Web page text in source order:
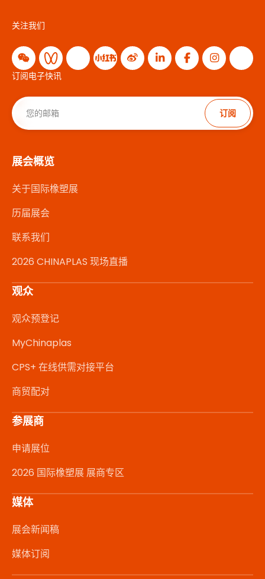
关注我们
订阅电子快讯
订阅
展会概览
关于国际橡塑展
历届展会
联系我们
2026 CHINAPLAS 现场直播
观众
观众预登记
MyChinaplas
CPS+ 在线供需对接平台
商贸配对
参展商
申请展位
2026 国际橡塑展 展商专区
媒体
展会新闻稿
媒体订阅